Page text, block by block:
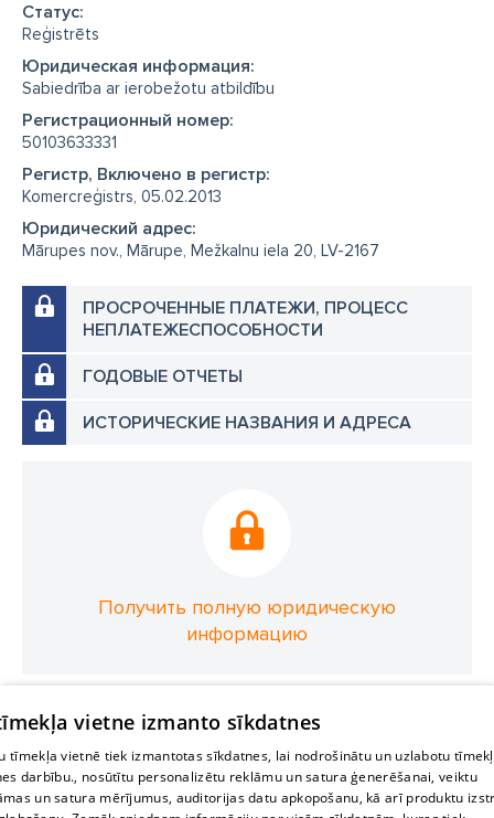
Cтатус:
Reģistrēts
Юридическая информация:
Sabiedrība ar ierobežotu atbildību
Регистрационный номер:
50103633331
Регистр, Включено в регистр:
Komercreģistrs, 05.02.2013
Юридический адрес:
Mārupes nov., Mārupe, Mežkalnu iela 20, LV-2167
ПРОСРОЧЕННЫЕ ПЛАТЕЖИ, ПРОЦЕСС
НЕПЛАТЕЖЕСПОСОБНОСТИ
ГОДОВЫЕ ОТЧЕТЫ
ИСТОРИЧЕСКИЕ НАЗВАНИЯ И АДРЕСА
Получить полную юридическую
информацию
vietne izmanto sīkdatnes
tīmekļa vietnē tiek izmantotas sīkdatnes, lai nodrošinātu un uzlabotu
darbību., nosūtītu personalizētu reklāmu un satura ģenerēšanai, veiktu
un satura mērījumus, auditorijas datu apkopošanu, kā arī produktu